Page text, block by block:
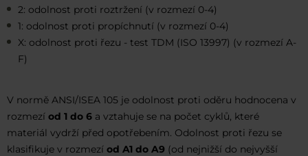
2: odolnost proti roztržení (v rozmezí 0-4)
1: odolnost proti propíchnutí (v rozmezí 0-4)
X: odolnost proti řezu - test TDM (ISO 13997) (v rozmezí A-
F)
V normě ANSI/ISEA 105 je odolnost proti oděru hodnocena v
rozmezí od 1 do 6 a vztahuje se na počet cyklů, které
materiál vydrží před opotřebením. Odolnost proti řezu se
klasifikuje v rozmezí od A1 do A9 (od nejnižší do nejvyšší